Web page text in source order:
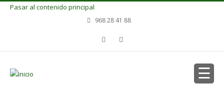
Pasar al contenido principal
968 28 41 88